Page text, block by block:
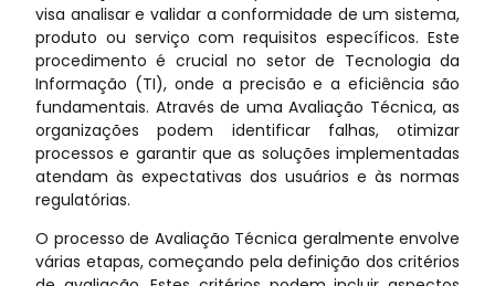
visa analisar e validar a conformidade de um sistema,
produto ou serviço com requisitos específicos. Este
procedimento é crucial no setor de Tecnologia da
Informação (TI), onde a precisão e a eficiência são
fundamentais. Através de uma Avaliação Técnica, as
organizações podem identificar falhas, otimizar
processos e garantir que as soluções implementadas
atendam às expectativas dos usuários e às normas
regulatórias.
O processo de Avaliação Técnica geralmente envolve
várias etapas, começando pela definição dos critérios